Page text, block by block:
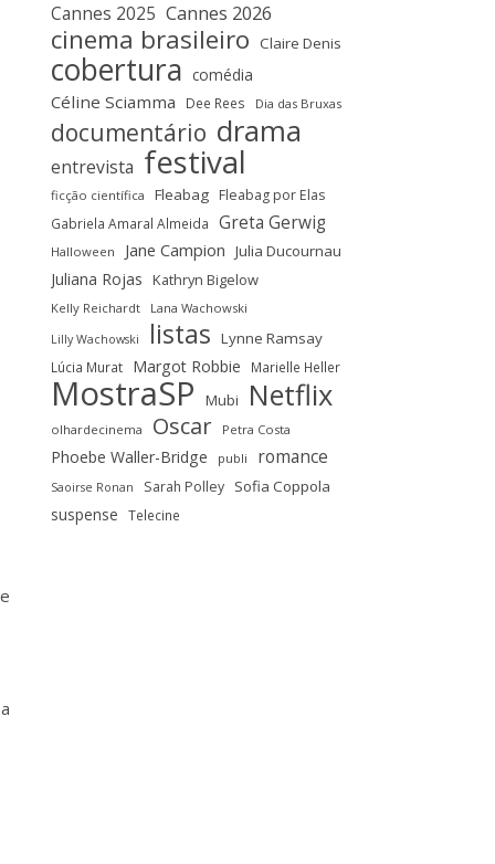
Cannes 2025 Cannes 2026
cinema brasileiro Claire Denis
cobertura comédia
Céline Sciamma Dee Rees Dia das Bruxas
documentário drama
entrevista festival
ficção científica Fleabag Fleabag por Elas
Gabriela Amaral Almeida Greta Gerwig
Halloween Jane Campion Julia Ducournau
Juliana Rojas Kathryn Bigelow
Kelly Reichardt Lana Wachowski
Lilly Wachowski listas Lynne Ramsay
Lúcia Murat Margot Robbie Marielle Heller
MostraSP Mubi Netflix
olhardecinema Oscar Petra Costa
Phoebe Waller-Bridge publi romance
Saoirse Ronan Sarah Polley Sofia Coppola
suspense Telecine